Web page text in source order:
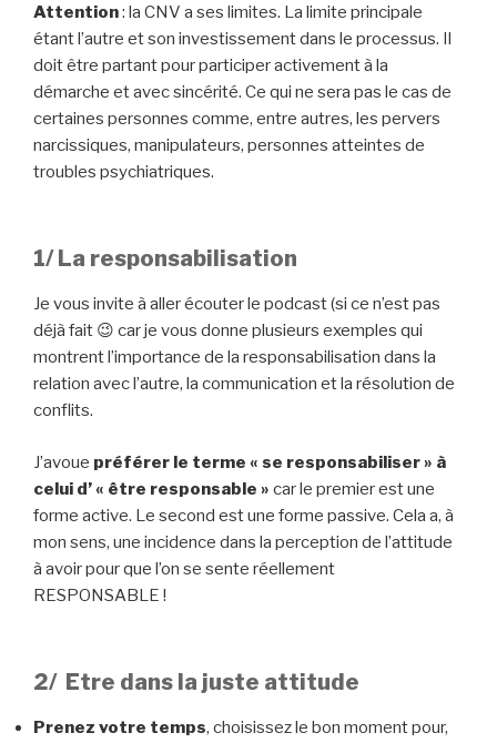
Attention: la CNV a ses limites. La limite principale
étant l’autre et son investissement dans le processus. Il
doit être partant pour participer activement à la
démarche et avec sincérité. Ce qui ne sera pas le cas de
certaines personnes comme, entre autres, les pervers
narcissiques, manipulateurs, personnes atteintes de
troubles psychiatriques.
1/ La responsabilisation
Je vous invite à aller écouter le podcast (si ce n’est pas
déjà fait 😉 car je vous donne plusieurs exemples qui
montrent l’importance de la responsabilisation dans la
relation avec l’autre, la communication et la résolution de
conflits.
J’avoue préférer le terme « se responsabiliser » à
celui d’ « être responsable » car le premier est une
forme active. Le second est une forme passive. Cela a, à
mon sens, une incidence dans la perception de l’attitude
à avoir pour que l’on se sente réellement
RESPONSABLE !
2/ Etre dans la juste attitude
Prenez votre temps, choisissez le bon moment pour,